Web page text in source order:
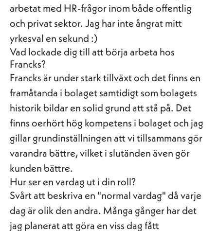
arbetat med HR-frågor inom både offentlig
och privat sektor. Jag har inte ångrat mitt
yrkesval en sekund :)
Vad lockade dig till att börja arbeta hos
Francks?
Francks är under stark tillväxt och det finns en
framåtanda i bolaget samtidigt som bolagets
historik bildar en solid grund att stå på. Det
finns oerhört hög kompetens i bolaget och jag
gillar grundinställningen att vi tillsammans gör
varandra bättre, vilket i slutänden även gör
kunden bättre.
Hur ser en vardag ut i din roll?
Svårt att beskriva en "normal vardag" då varje
dag är olik den andra. Många gånger har det
jag planerat att göra en viss dag fått